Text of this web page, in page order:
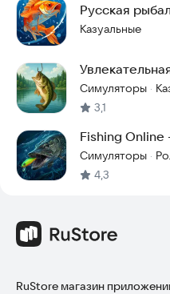
Русская
Казуальные
Симуляторы ·
3,1
Fishing
сети
Симуляторы ·
4,3
RuStore магазин